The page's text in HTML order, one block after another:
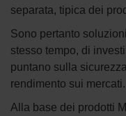
separata, tipica dei
Sono pertanto
stesso tempo, di
puntano sulla
rendimento sui mercati.
Alla base dei prodotti